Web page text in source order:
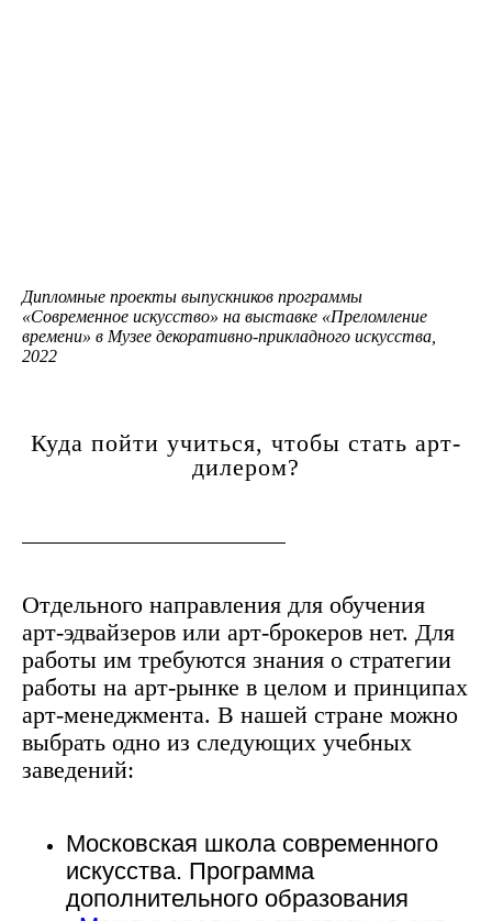
Дипломные проекты выпускников программы
«Современное искусство» на выставке «Преломление
времени» в Музее декоративно-прикладного искусства,
2022
Куда пойти учиться, чтобы стать арт-
дилером?
Отдельного направления для обучения
арт-эдвайзеров или арт-брокеров нет. Для
работы им требуются знания о стратегии
работы на арт-рынке в целом и принципах
арт-менеджмента. В нашей стране можно
выбрать одно из следующих учебных
заведений:
Московская школа современного
искусства. Программа
дополнительного образования